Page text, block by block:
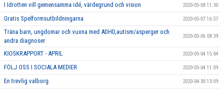
I Idrotten vill gemensamma idé, värdegrund och vision 2020-05-08 11:30
Gratis Spelformsutbildningarna 2020-05-07 16:57
Träna barn, ungdomar och vuxna med ADHD,autism/asperger och
andra diagnoser
2020-05-06 08:39
KIOSKRAPPORT - APRIL 2020-05-04 15:04
FÖLJ OSS I SOCIALA MEDIER 2020-05-04 11:09
En trevlig valborg 2020-04-30 13:09